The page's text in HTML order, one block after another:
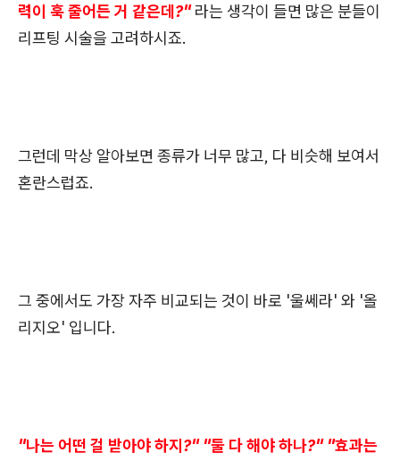
력이 훅 줄어든 거 같은데?"라는 생각이 들면 많은 분들이
리프팅 시술을 고려하시죠.
그런데 막상 알아보면 종류가 너무 많고, 다 비슷해 보여서
혼란스럽죠.
그 중에서도 가장 자주 비교되는 것이 바로 '울쎄라' 와 '올
리지오' 입니다.
"나는 어떤 걸 받아야 하지?" "둘 다 해야 하나?" "효과는